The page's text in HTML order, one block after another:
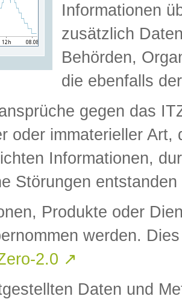
Informationen
zusätzlich
Behörden,
die ebenfalls
gegen das
oder immaterieller
Informationen,
Störungen
Produkte oder
werden.
2.0 ↗
Daten und